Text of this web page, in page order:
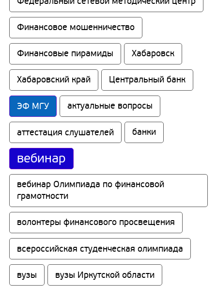
Финансовое мошенничество
Финансовые пирамиды Хабаровск
Хабаровский край Центральный банк
ЭФ МГУ актуальные вопросы
аттестация слушателей банки
вебинар
вебинар Олимпиада по финансовой
грамотности
волонтеры финансового просвещения
всероссийская студенческая олимпиада
вузы вузы Иркутской области